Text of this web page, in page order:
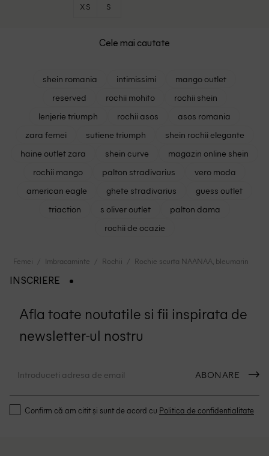
XS S
Cele mai cautate
shein romania intimissimi
mango outlet
reserved
rochii mohito
rochii shein
lenjerie triumph
rochii asos
asos romania
zara femei
sutiene triumph
shein rochii elegante
haine outlet zara
shein curve
magazin online shein
rochii mango
palton stradivarius
vero moda
american eagle
ghete stradivarius
guess outlet
triaction
s oliver outlet
palton dama
rochii de ocazie
Femei Imbracaminte Rochii Rochie scurta NAANAA, bleumarin
INSCRIERE
Afla toate noutatile si fii inspirata de
newsletter-ul nostru
ABONARE
Confirm că am citit și sunt de acord cu Politica de confidentialitate